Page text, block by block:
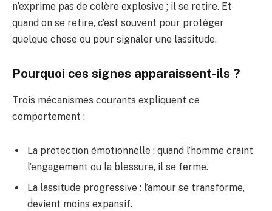
n’exprime pas de colère explosive ; il se retire. Et
quand on se retire, c’est souvent pour protéger
quelque chose ou pour signaler une lassitude.
Pourquoi ces signes apparaissent-ils ?
Trois mécanismes courants expliquent ce
comportement :
La protection émotionnelle : quand l’homme craint
l’engagement ou la blessure, il se ferme.
La lassitude progressive : l’amour se transforme,
devient moins expansif.